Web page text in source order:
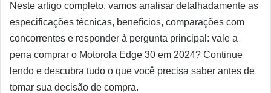
Neste artigo completo, vamos analisar detalhadamente as
especificações técnicas, benefícios, comparações com
concorrentes e responder à pergunta principal: vale a
pena comprar o Motorola Edge 30 em 2024? Continue
lendo e descubra tudo o que você precisa saber antes de
tomar sua decisão de compra.